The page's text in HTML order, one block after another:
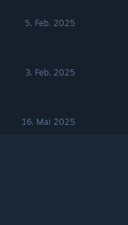
5. Feb. 2025
3. Feb. 2025
16. Mai 2025